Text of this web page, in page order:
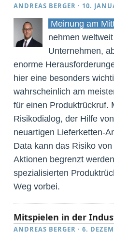
ANDREAS BERGER · 10.
Meinung am
nehmen
Unternehmen,
enorme
hier eine besonders
wahrscheinlich am
für einen Produktrückruf.
Risikodialog, der Hilfe
neuartigen Lieferketten-
Data kann das Risiko
Aktionen begrenzt
spezialisierten
Weg vorbei.
Mitspielen in der
ANDREAS BERGER ·6.